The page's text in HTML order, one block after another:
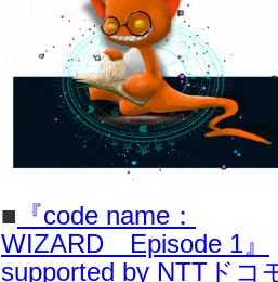
■ 『code name：
WIZARD Episode 1』
supported by NTTドコ